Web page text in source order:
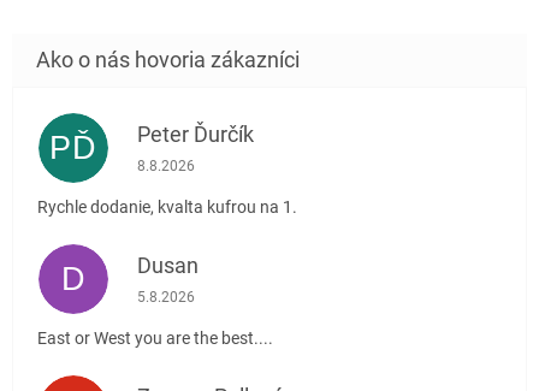
PĎ Peter Ďurčík
Hodnotenie obchodu je 5 z 5 hviezdičiek.
8.8.2026
Rychle dodanie, kvalta kufrou na 1.
D Dusan
Hodnotenie obchodu je 5 z 5 hviezdičiek.
5.8.2026
East or West you are the best....